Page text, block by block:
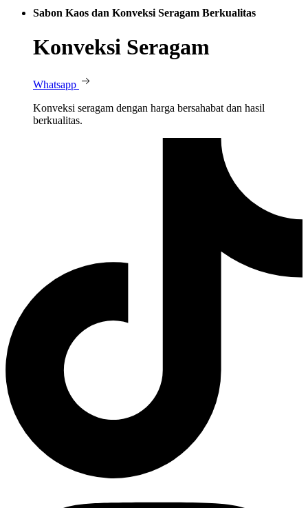
Sabon Kaos dan Konveksi Seragam Berkualitas
Konveksi Seragam
Whatsapp
Konveksi seragam dengan harga bersahabat dan hasil
berkualitas.